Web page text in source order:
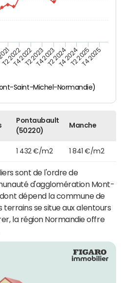
Saint-Michel-Normandie)
T2 2022T4 2022T2 2023T4 2023T2 2024T4 2024T2 2025T4 2025
Pontaubault
(50220)
Manche
1 432 €/m2 1 841 €/m2
sont de l'ordre de
d'agglomération Mont-
dépend la commune de
terrains se situe aux alentours
la région Normandie offre